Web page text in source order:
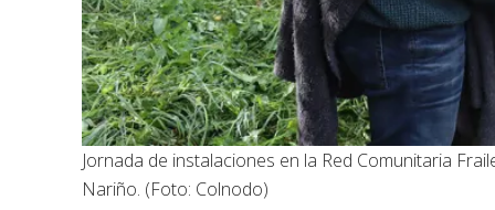
Jornada de instalaciones en la Red Comunitaria
Nariño. (Foto: Colnodo)